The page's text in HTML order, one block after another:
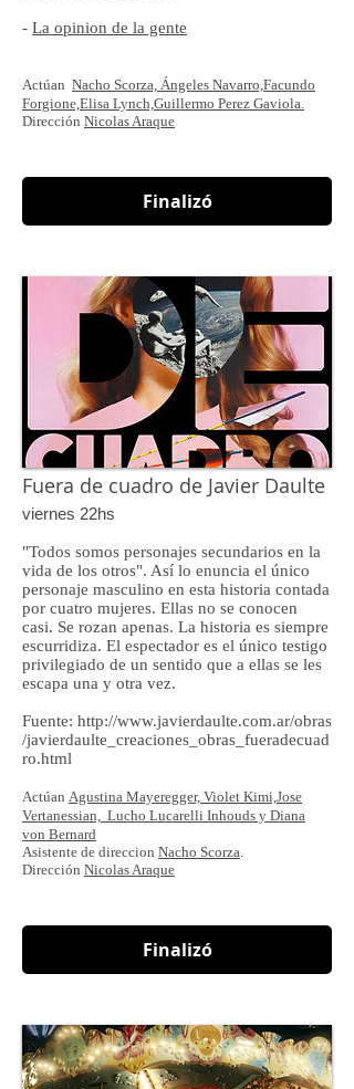
- La opinion de la gente
Actúan Nacho Scorza, Ángeles Navarro, Facundo
Forgione, Elisa Lynch, Guillermo Perez Gaviola.
Dirección Nicolas Araque
Finalizó
Fuera de cuadro de Javier Daulte
viernes 22hs
"Todos somos personajes secundarios en la
vida de los otros". Así lo enuncia el único
personaje masculino en esta historia contada
por cuatro mujeres. Ellas no se conocen
casi. Se rozan apenas. La historia es siempre
escurridiza. El espectador es el único testigo
privilegiado de un sentido que a ellas se les
escapa una y otra vez.
Fuente: http://www.javierdaulte.com.ar/obras
/javierdaulte_creaciones_obras_fueradecuad
ro.html
Actúan Agustina Mayeregger, Violet Kimi, Jose
Vertanessian, Lucho Lucarelli Inhouds y Diana
von Bernard
Asistente de direccion Nacho Scorza
Dirección Nicolas Araque
Finalizó